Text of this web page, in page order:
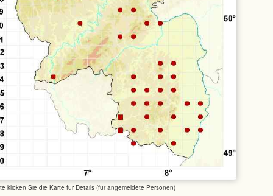
klicken Sie die Karte für Details (für angemeldete Personen)